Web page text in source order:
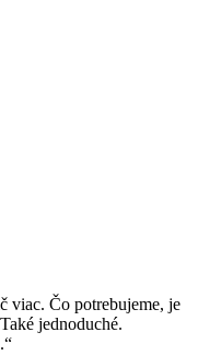
viac. Čo potrebujeme, je
jednoduché.